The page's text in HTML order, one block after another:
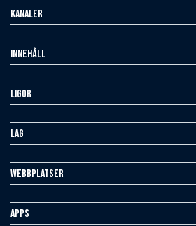
Kanaler
Innehåll
Ligor
Lag
Webbplatser
Apps